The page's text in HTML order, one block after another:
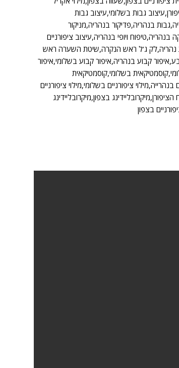
גבות בשלומי,עיצוב גבות
בנהריה,פדיקור בנהריה,מניקור
ויופי בנהריה,עיצוב ציפורניים
נהריה,לק ג’ל ראש הנקרה,שיטת השערה ראש
קבוע בנהריה,איפור קבוע בשלומי,איפור
בשלומי,קוסמטיקאית
ציפורניים בשלומי,מילוי ציפורניים
בצפון,מיקרובליידינג